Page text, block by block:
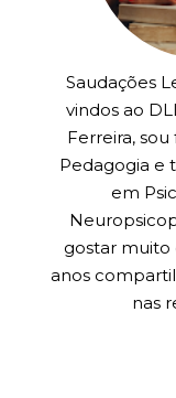
Saudações
vindos ao
Ferreira,
Pedagogia e
em
gostar muito
anos
nas